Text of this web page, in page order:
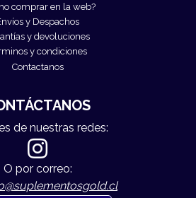
comprar en la web?
y Despachos
y devoluciones
y condiciones
Contactanos
de nuestras redes:
O por correo: